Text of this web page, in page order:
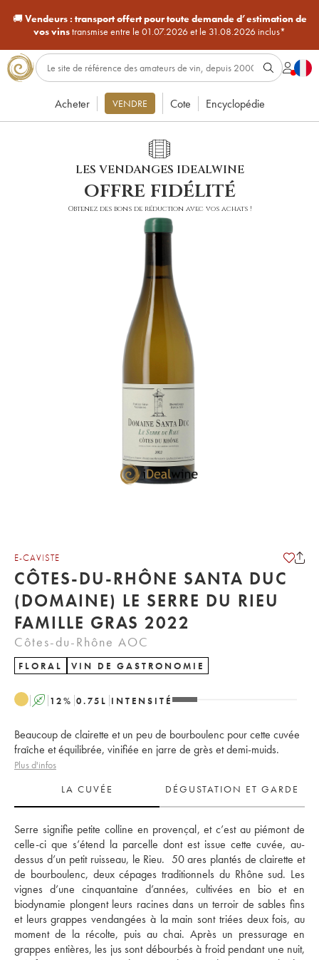
🚚Vendeurs : transport offert pour toute demande d’estimation de
vos vinstransmise entre le 01.07.2026 et le 31.08.2026 inclus*
Acheter VENDRE Cote Encyclopédie
LES VENDANGES IDEALWINE
offre fidélité
Obtenez des bons de réduction avec vos achats !
E-CAVISTE
CÔTES-DU-RHÔNE SANTA DUC
(DOMAINE) LE SERRE DU RIEU
FAMILLE GRAS 2022
Côtes-du-Rhône AOC
FLORAL VIN DE GASTRONOMIE
A 12% 0.75 L INTENSITÉ
Beaucoup de clairette et un peu de bourboulenc pour cette cuvée
fraîche et équilibrée, vinifiée en jarre de grès et demi-muids.
Plus d'infos
LA CUVÉE
DÉGUSTATION ET GARDE
Serre signifie petite colline en provençal, et c’est au piémont de
celle-ci que s’étend la parcelle dont est issue cette cuvée, au-
dessus d’un petit ruisseau, le Rieu.  50 ares plantés de clairette et
de bourboulenc, deux cépages traditionnels du Rhône sud. Les
vignes d’une cinquantaine d’années, cultivées en bio et en
biodynamie plongent leurs racines dans un terroir de sables fins
et leurs grappes vendangées à la main sont triées deux fois, au
moment de la récolte, puis au chai. Après un pressurage en
grappes entières, les jus sont débourbés à froid pendant une nuit,